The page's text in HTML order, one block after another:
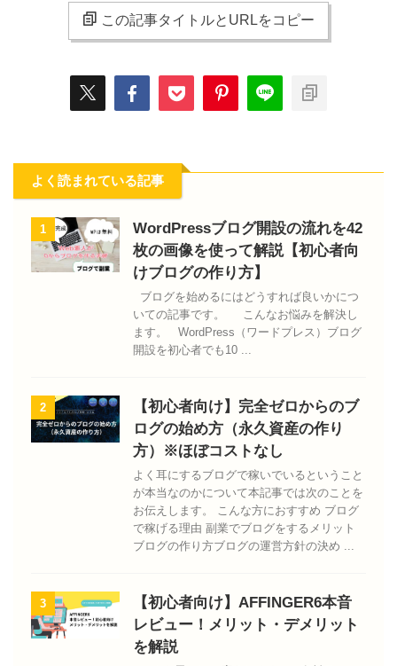
この記事タイトルとURLをコピー
よく読まれている記事
1
WordPressブログ開設の流れを42
枚の画像を使って解説【初心者向
けブログの作り方】
ブログを始めるにはどうすれば良いかにつ
いての記事です。 こんなお悩みを解決し
ます。 WordPress（ワードプレス）ブログ
開設を初心者でも10 ...
2
【初心者向け】完全ゼロからのブ
ログの始め方（永久資産の作り
方）※ほぼコストなし
よく耳にするブログで稼いでいるということ
が本当なのかについて本記事では次のことを
お伝えします。 こんな方におすすめ ブログ
で稼げる理由 副業でブログをするメリット
ブログの作り方ブログの運営方針の決め ...
3
【初心者向け】AFFINGER6本音
レビュー！メリット・デメリット
を解説